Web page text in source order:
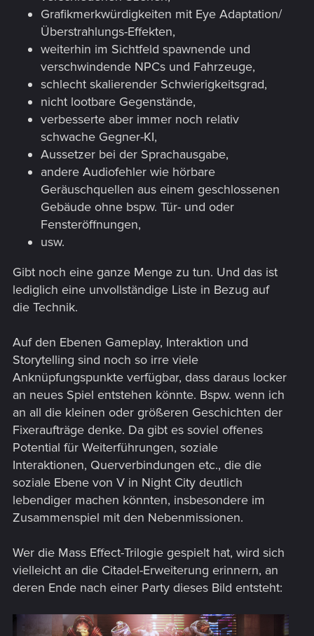
Grafikmerkwürdigkeiten mit Eye Adaptation/
Überstrahlungs-Effekten,
weiterhin im Sichtfeld spawnende und
verschwindende NPCs und Fahrzeuge,
schlecht skalierender Schwierigkeitsgrad,
nicht lootbare Gegenstände,
verbesserte aber immer noch relativ
schwache Gegner-KI,
Aussetzer bei der Sprachausgabe,
andere Audiofehler wie hörbare
Geräuschquellen aus einem geschlossenen
Gebäude ohne bspw. Tür- und oder
Fensteröffnungen,
usw.
Gibt noch eine ganze Menge zu tun. Und das ist
lediglich eine unvollständige Liste in Bezug auf
die Technik.
Auf den Ebenen Gameplay, Interaktion und
Storytelling sind noch so irre viele
Anknüpfungspunkte verfügbar, dass daraus locker
an neues Spiel entstehen könnte. Bspw. wenn ich
an all die kleinen oder größeren Geschichten der
Fixeraufträge denke. Da gibt es soviel offenes
Potential für Weiterführungen, soziale
Interaktionen, Querverbindungen etc., die die
soziale Ebene von V in Night City deutlich
lebendiger machen könnten, insbesondere im
Zusammenspiel mit den Nebenmissionen.
Wer die Mass Effect-Trilogie gespielt hat, wird sich
vielleicht an die Citadel-Erweiterung erinnern, an
deren Ende nach einer Party dieses Bild entsteht: